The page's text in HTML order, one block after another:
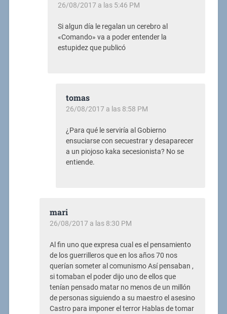
26/08/2017 a las 5:46 PM
Si algun día le regalan un cerebro al
«Comando» va a poder entender la
estupidez que publicó
tomas
26/08/2017 a las 8:58 PM
¿Para qué le serviría al Gobierno
ensuciarse con secuestrar y desaparecer
a un piojoso kaka secesionista? No se
entiende.
mari
26/08/2017 a las 8:30 PM
Al fin uno que expresa cual es el pensamiento
de los guerrilleros que en los años 70 nos
querían someter al comunismo Así pensaban ,
si tomaban el poder dijo uno de ellos que
tenían pensado matar no menos de un millón
de personas siguiendo a su maestro el asesino
Castro para imponer el terror Hablas de tomar